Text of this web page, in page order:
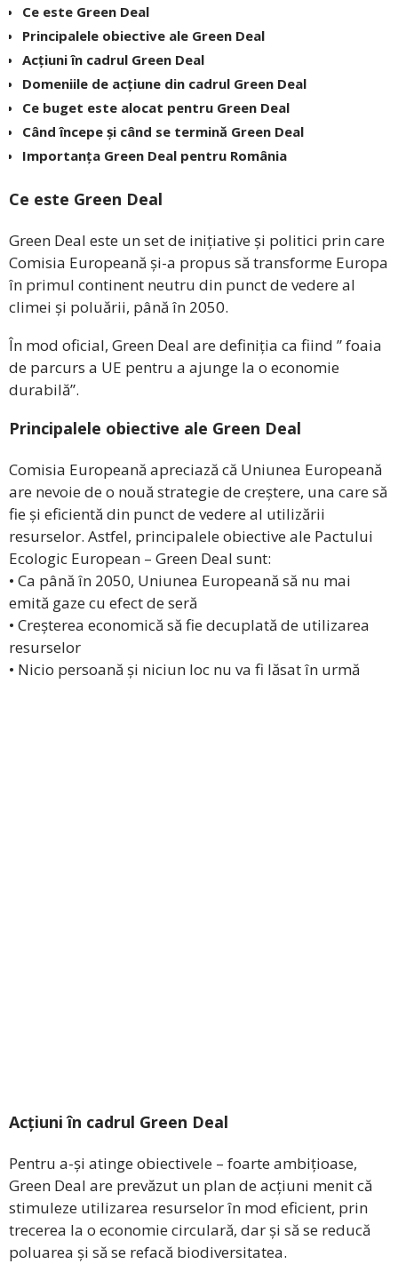
Ce este Green Deal
Principalele obiective ale Green Deal
Acțiuni în cadrul Green Deal
Domeniile de acțiune din cadrul Green Deal
Ce buget este alocat pentru Green Deal
Când începe și când se termină Green Deal
Importanța Green Deal pentru România
Ce este Green Deal
Green Deal este un set de inițiative și politici prin care
Comisia Europeană și-a propus să transforme Europa
în primul continent neutru din punct de vedere al
climei și poluării, până în 2050.
În mod oficial, Green Deal are definiția ca fiind ” foaia
de parcurs a UE pentru a ajunge la o economie
durabilă”.
Principalele obiective ale Green Deal
Comisia Europeană apreciază că Uniunea Europeană
are nevoie de o nouă strategie de creștere, una care să
fie și eficientă din punct de vedere al utilizării
resurselor. Astfel, principalele obiective ale Pactului
Ecologic European – Green Deal sunt:
• Ca până în 2050, Uniunea Europeană să nu mai
emită gaze cu efect de seră
• Creșterea economică să fie decuplată de utilizarea
resurselor
• Nicio persoană și niciun loc nu va fi lăsat în urmă
Acțiuni în cadrul Green Deal
Pentru a-și atinge obiectivele – foarte ambițioase,
Green Deal are prevăzut un plan de acțiuni menit că
stimuleze utilizarea resurselor în mod eficient, prin
trecerea la o economie circulară, dar și să se reducă
poluarea și să se refacă biodiversitatea.